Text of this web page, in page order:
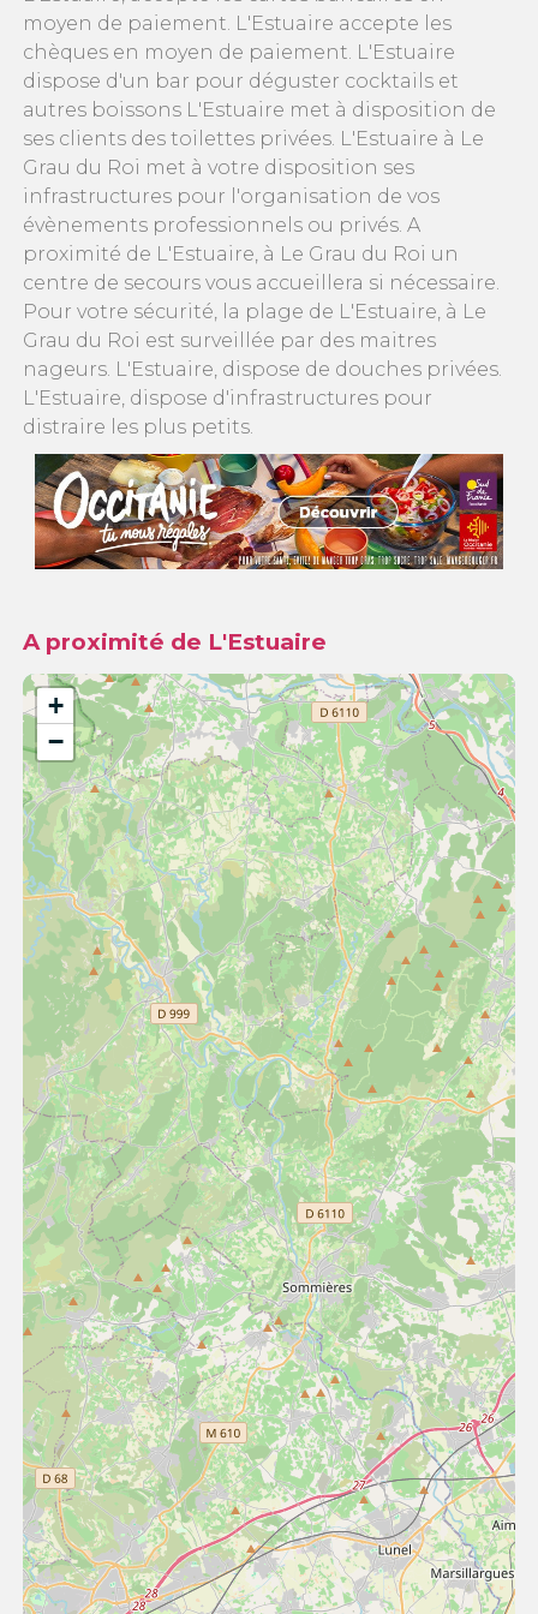
moyen de paiement. L'Estuaire accepte les
chèques en moyen de paiement. L'Estuaire
dispose d'un bar pour déguster cocktails et
autres boissons L'Estuaire met à disposition de
ses clients des toilettes privées. L'Estuaire à Le
Grau du Roi met à votre disposition ses
infrastructures pour l'organisation de vos
évènements professionnels ou privés. A
proximité de L'Estuaire, à Le Grau du Roi un
centre de secours vous accueillera si nécessaire.
Pour votre sécurité, la plage de L'Estuaire, à Le
Grau du Roi est surveillée par des maitres
nageurs. L'Estuaire, dispose de douches privées.
L'Estuaire, dispose d'infrastructures pour
distraire les plus petits.
A proximité de L'Estuaire
+
−